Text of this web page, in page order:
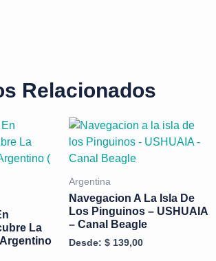
Relacionados
La
Argentina
Navegacion A La Isla De
Los Pinguinos – USHUAIA
– Canal Beagle
Desde: $ 139,00